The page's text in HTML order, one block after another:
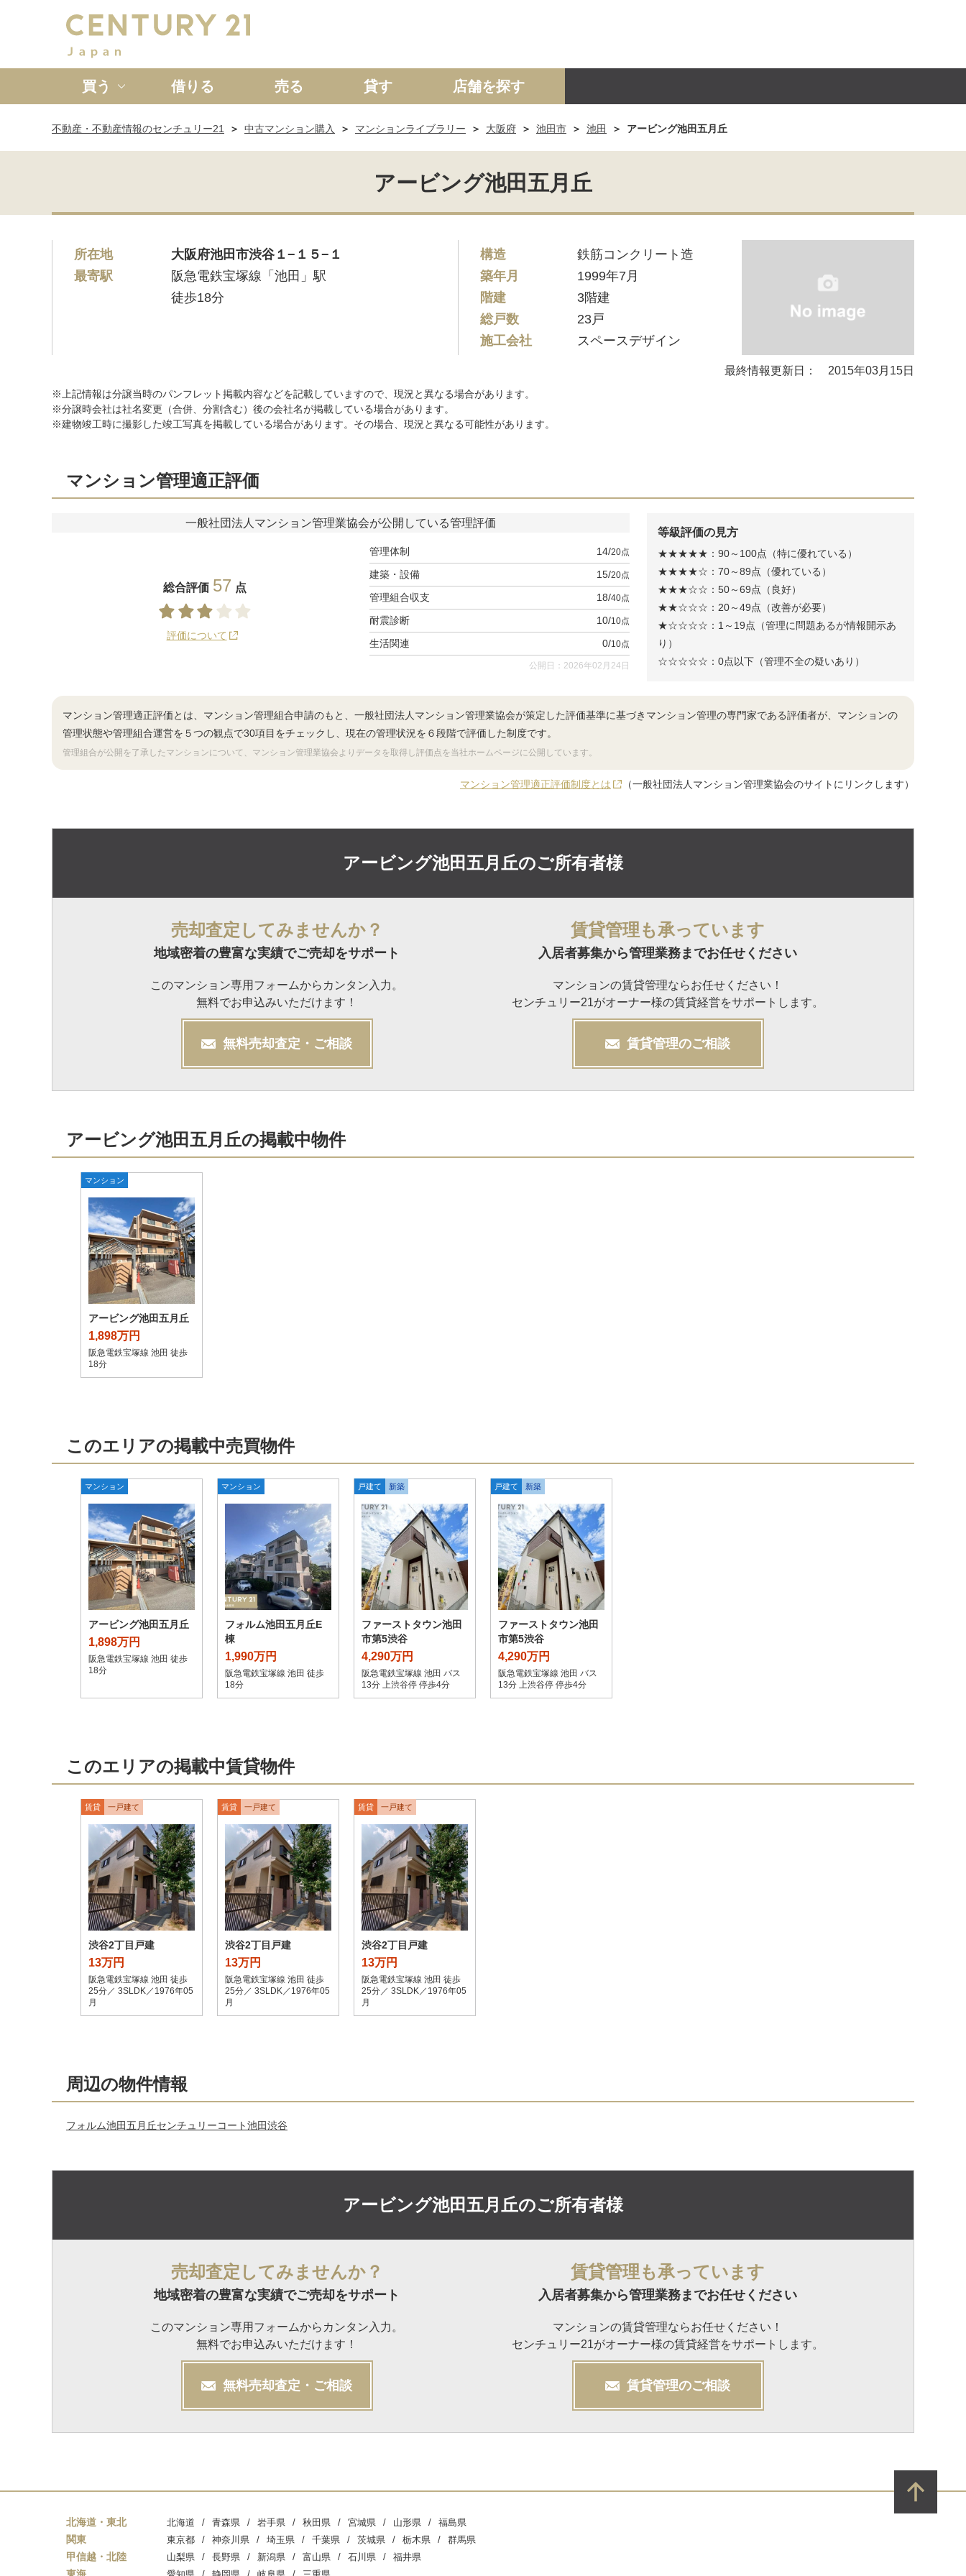
買う
新築一戸建て 中古一戸建て マンション 土地 事業投資用
借りる 売る 貸す 店舗を探す
不動産・不動産情報のセンチュリー21 中古マンション購入 マンションライブラリー 大阪府 池田市 池田 アービング池田五月丘
アービング池田五月丘
所在地
大阪府池田市渋谷１−１５−１
最寄駅
阪急電鉄宝塚線「池田」駅
徒歩18分
構造
鉄筋コンクリート造
築年月
1999年7月
階建
3階建
総戸数
23戸
施工会社
スペースデザイン
最終情報更新日： 2015年03月15日
※上記情報は分譲当時のパンフレット掲載内容などを記載していますので、現況と異なる場合があります。
※分譲時会社は社名変更（合併、分割含む）後の会社名が掲載している場合があります。
※建物竣工時に撮影した竣工写真を掲載している場合があります。その場合、現況と異なる可能性があります。
マンション管理適正評価
一般社団法人マンション管理業協会が公開している管理評価
総合評価 57 点
評価について
管理体制 14 20点
建築・設備 15 20点
管理組合収支 18 40点
耐震診断 10 10点
生活関連 0 10点
公開日：2026年02月24日
等級評価の見方
★★★★★：90～100点（特に優れている）
★★★★☆：70～89点（優れている）
★★★☆☆：50～69点（良好）
★★☆☆☆：20～49点（改善が必要）
★☆☆☆☆：1～19点（管理に問題あるが情報開示あ
り）
☆☆☆☆☆：0点以下（管理不全の疑いあり）
マンション管理適正評価とは、マンション管理組合申請のもと、一般社団法人マンション管理業協会が策定した評価基準に基づきマンション管理の専門家である評価者が、マンションの
管理状態や管理組合運営を５つの観点で30項目をチェックし、現在の管理状況を６段階で評価した制度です。
管理組合が公開を了承したマンションについて、マンション管理業協会よりデータを取得し評価点を当社ホームページに公開しています。
マンション管理適正評価制度とは （一般社団法人マンション管理業協会のサイトにリンクします）
アービング池田五月丘のご所有者様
売却査定してみませんか？
地域密着の豊富な実績でご売却をサポート
このマンション専用フォームからカンタン入力。
無料でお申込みいただけます！
無料売却査定・ご相談
賃貸管理も承っています
入居者募集から管理業務までお任せください
マンションの賃貸管理ならお任せください！
センチュリー21がオーナー様の賃貸経営をサポートします。
賃貸管理のご相談
アービング池田五月丘の掲載中物件
マンション
アービング池田五月丘
1,898万円
阪急電鉄宝塚線 池田 徒歩
18分
このエリアの掲載中売買物件
マンション
アービング池田五月丘
1,898万円
阪急電鉄宝塚線 池田 徒歩
18分
マンション
フォルム池田五月丘E
棟
1,990万円
阪急電鉄宝塚線 池田 徒歩
18分
戸建て 新築
ファーストタウン池田
市第5渋谷
4,290万円
阪急電鉄宝塚線 池田 バス
13分 上渋谷停 停歩4分
戸建て 新築
ファーストタウン池田
市第5渋谷
4,290万円
阪急電鉄宝塚線 池田 バス
13分 上渋谷停 停歩4分
このエリアの掲載中賃貸物件
賃貸 一戸建て
渋谷2丁目戸建
13万円
阪急電鉄宝塚線 池田 徒歩
25分／ 3SLDK／1976年05
月
賃貸 一戸建て
渋谷2丁目戸建
13万円
阪急電鉄宝塚線 池田 徒歩
25分／ 3SLDK／1976年05
月
賃貸 一戸建て
渋谷2丁目戸建
13万円
阪急電鉄宝塚線 池田 徒歩
25分／ 3SLDK／1976年05
月
周辺の物件情報
フォルム池田五月丘センチュリーコート池田渋谷
アービング池田五月丘のご所有者様
売却査定してみませんか？
地域密着の豊富な実績でご売却をサポート
このマンション専用フォームからカンタン入力。
無料でお申込みいただけます！
無料売却査定・ご相談
賃貸管理も承っています
入居者募集から管理業務までお任せください
マンションの賃貸管理ならお任せください！
センチュリー21がオーナー様の賃貸経営をサポートします。
賃貸管理のご相談
北海道・東北 北海道 青森県 岩手県 秋田県 宮城県 山形県 福島県
関東 東京都 神奈川県 埼玉県 千葉県 茨城県 栃木県 群馬県
甲信越・北陸 山梨県 長野県 新潟県 富山県 石川県 福井県